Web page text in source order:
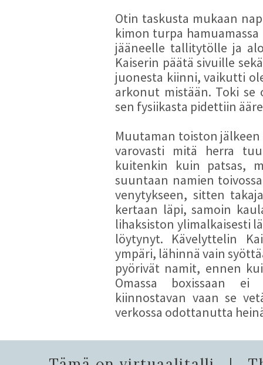
Otin taskusta mukaan
kimon turpa
jääneelle tallitytölle ja
Kaiserin päätä sivuille
juonesta kiinni, vaikutti
arkonut mistään. Toki
sen fysiikasta pidettiin
Muutaman toiston
varovasti mitä herra
kuitenkin kuin patsas,
suuntaan namien
venytykseen, sitten
kertaan läpi, samoin
lihaksiston ylimalkaisesti
löytynyt. Kävelyttelin
ympäri, lähinnä vain
pyörivät namit, ennen
Omassa boxissaan
kiinnostavan vaan se
verkossa odottanutta